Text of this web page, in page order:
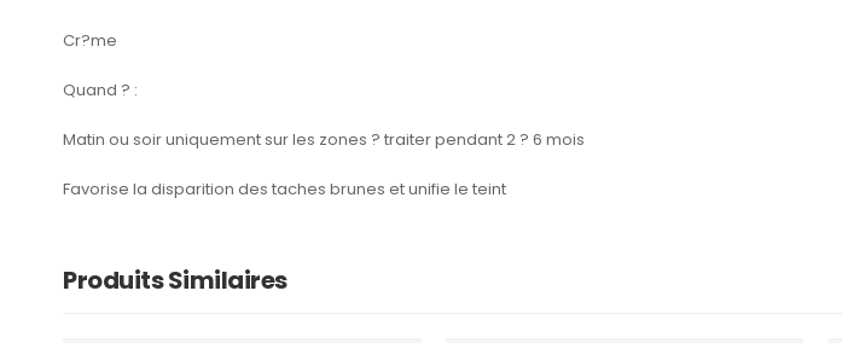
Cr?me
Quand ? :
Matin ou soir uniquement sur les zones ? traiter pendant 2 ? 6 mois
Favorise la disparition des taches brunes et unifie le teint
Produits Similaires